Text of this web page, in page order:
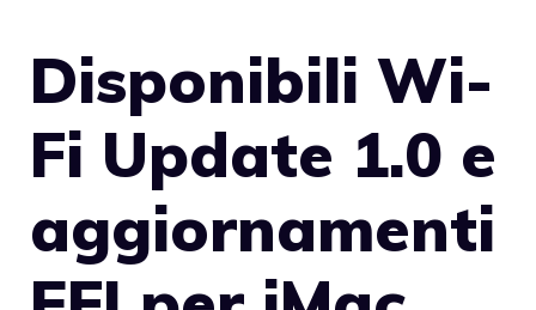
Disponibili Wi-
Fi Update 1.0 e
aggiornamenti